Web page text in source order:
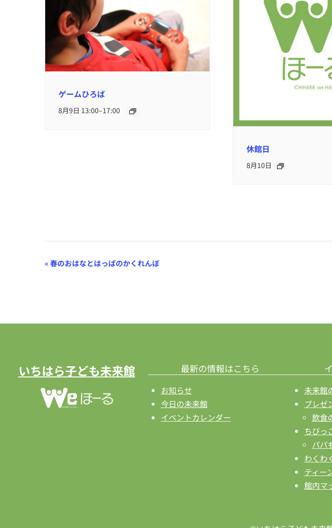
ゲームひろば
8月9日 13:00–17:00
休館日
8月10日
イ
ゲ
ー
シ
«春のおはなとはっぱのかくれんぼ
いちはら子ども未来館 最新の情報はこちら
お知らせ
今日の未来館
イベントカレンダー
未来館
プレゼ
飲食
ちびっ
パパ
わくわ
ティー
館内マ